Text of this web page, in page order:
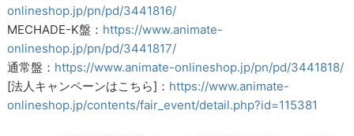
onlineshop.jp/pn/pd/3441816/
MECHADE-K盤： https://www.animate-
onlineshop.jp/pn/pd/3441817/
通常盤： https://www.animate-onlineshop.jp/pn/pd/3441818/
[法人キャンペーンはこちら]： https://www.animate-
onlineshop.jp/contents/fair_event/detail.php?id=115381